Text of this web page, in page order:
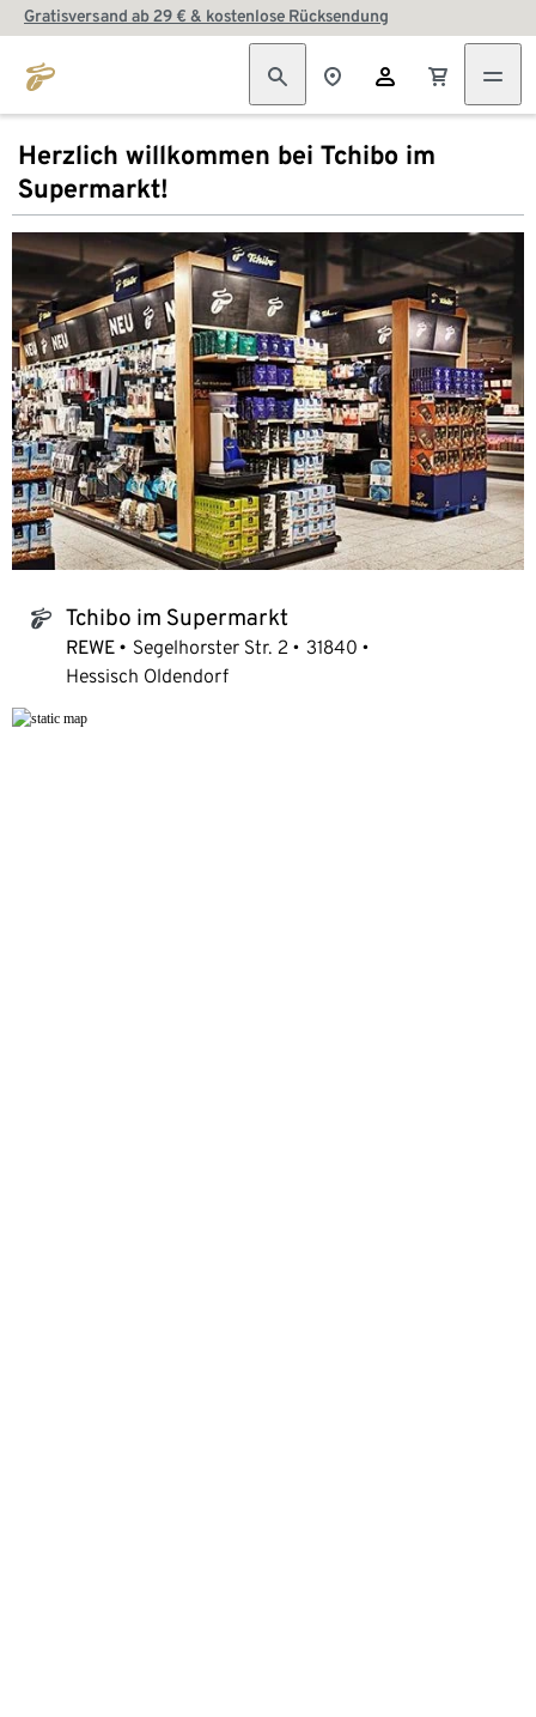
Gratisversand ab 29 € & kostenlose Rücksendung
Herzlich willkommen bei Tchibo im
Supermarkt!
tchibo_logo Tchibo im Supermarkt
REWE Segelhorster Str. 2
31840
Hessisch Oldendorf